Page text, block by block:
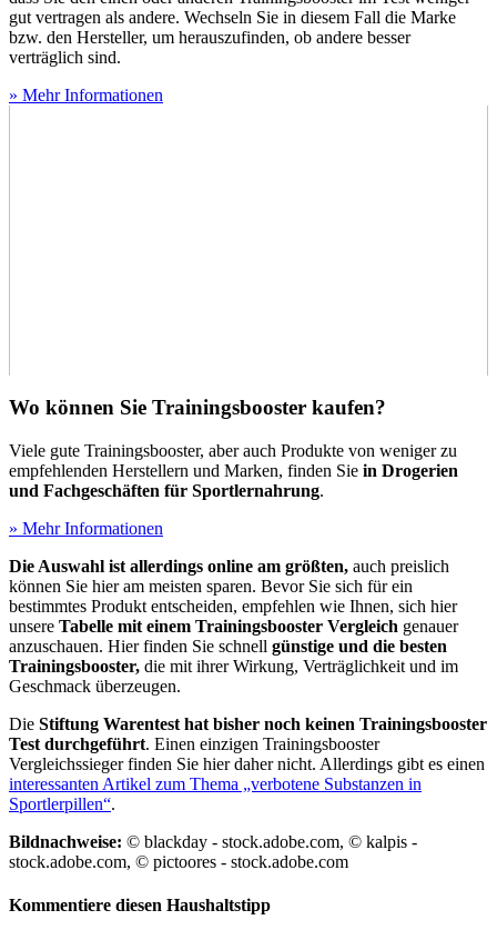
gut vertragen als andere. Wechseln Sie in diesem Fall die Marke
bzw. den Hersteller, um herauszufinden, ob andere besser
verträglich sind.
» Mehr Informationen
Wo können Sie Trainingsbooster kaufen?
Viele gute Trainingsbooster, aber auch Produkte von weniger zu
empfehlenden Herstellern und Marken, finden Sie in Drogerien
und Fachgeschäften für Sportlernahrung.
» Mehr Informationen
Die Auswahl ist allerdings online am größten, auch preislich
können Sie hier am meisten sparen. Bevor Sie sich für ein
bestimmtes Produkt entscheiden, empfehlen wie Ihnen, sich hier
unsere Tabelle mit einem Trainingsbooster Vergleich genauer
anzuschauen. Hier finden Sie schnell günstige und die besten
Trainingsbooster, die mit ihrer Wirkung, Verträglichkeit und im
Geschmack überzeugen.
Die Stiftung Warentest hat bisher noch keinen Trainingsbooster
Test durchgeführt. Einen einzigen Trainingsbooster
Vergleichssieger finden Sie hier daher nicht. Allerdings gibt es einen
interessanten Artikel zum Thema „verbotene Substanzen in
Sportlerpillen“.
Bildnachweise: © blackday - stock.adobe.com, © kalpis -
stock.adobe.com, © pictoores - stock.adobe.com
Kommentiere diesen Haushaltstipp